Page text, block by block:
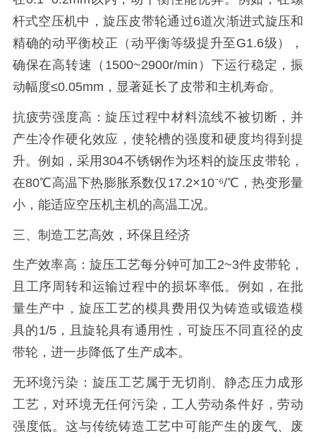
杆式空压机中，旋压皮带轮通过6道次渐进式旋压和
精确的动平衡校正（动平衡等级提升至G1.6级），
确保在高转速（1500~2900r/min）下运行稳定，振
动幅度≤0.05mm，显著延长了皮带和主机寿命。
抗疲劳强度高：旋压过程中材料流线不被切断，并
产生冷作硬化效应，使轮槽的强度和硬度均得到提
升。例如，采用304不锈钢作为坯料的旋压皮带轮，
在80℃高温下热膨胀系数仅17.2×10⁻⁶/℃，热变形量
小，能适应空压机主机的高温工况。
三、制造工艺高效，环保且经济
生产效率高：旋压工艺每分钟可加工2~3件皮带轮，
且工序周转和运输过程中的损坏率低。例如，在批
量生产中，旋压工艺的模具费用仅为铸造或锻造模
具的1/5，且旋轮具有通用性，可旋压不同直径的皮
带轮，进一步降低了生产成本。
无环境污染：旋压工艺属于无切削、静态压力成形
工艺，对环境无任何污染，工人劳动条件好，劳动
强度低。这与传统铸造工艺中可能产生的废气、废